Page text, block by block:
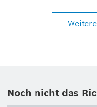
Noch nicht das